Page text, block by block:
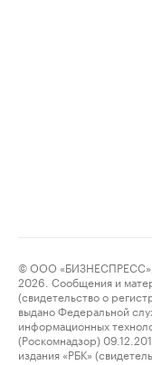
© ООО
2026. Сообщения и
(свидетельство о
выдано Федеральной
информационных
(Роскомнадзор)
издания «РБК»